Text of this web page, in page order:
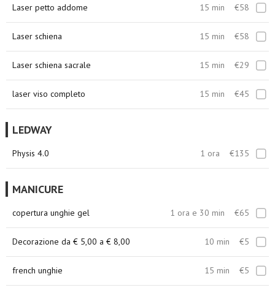
Laser petto addome 15 min €58
Laser schiena 15 min €58
Laser schiena sacrale 15 min €29
laser viso completo 15 min €45
LEDWAY
Physis 4.0 1 ora €135
MANICURE
copertura unghie gel 1 ora e 30 min €65
Decorazione da € 5,00 a € 8,00 10 min €5
french unghie 15 min €5